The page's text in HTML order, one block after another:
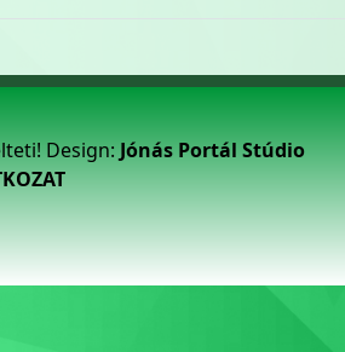
Design: Jónás Portál Stúdio